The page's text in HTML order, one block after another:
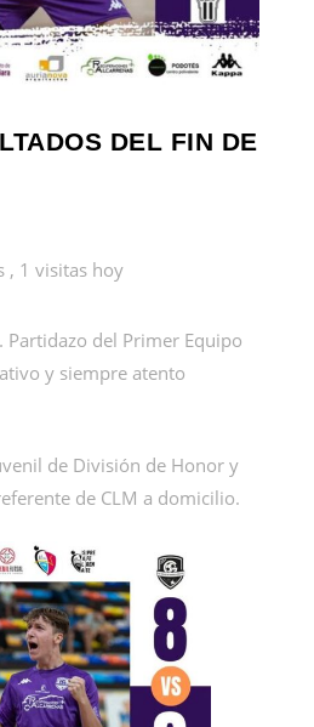
DEL FIN DE
, 1 visitas hoy
del Primer Equipo
y siempre atento
de División de Honor y
de CLM a domicilio.